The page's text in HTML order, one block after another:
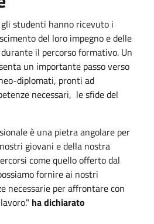
studenti hanno ricevuto i
del loro impegno e delle
il percorso formativo. Un
un importante passo verso
diplomati, pronti ad
necessari, le sfide del
è una pietra angolare per
giovani e della nostra
come quello offerto dal
fornire ai nostri
necessarie per affrontare con
ha dichiarato